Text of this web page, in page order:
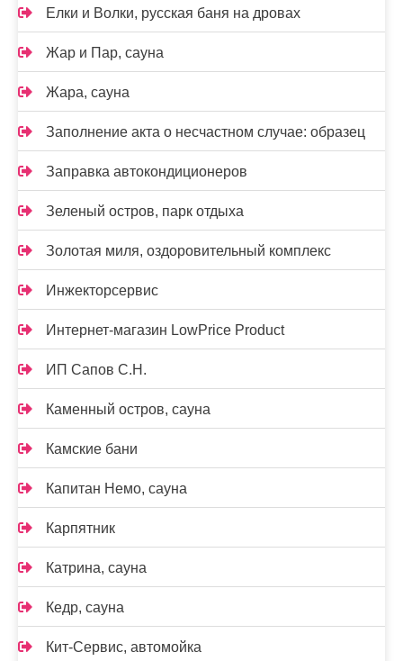
Елки и Волки, русская баня на дровах
Жар и Пар, сауна
Жара, сауна
Заполнение акта о несчастном случае: образец
Заправка автокондиционеров
Зеленый остров, парк отдыха
Золотая миля, оздоровительный комплекс
Инжекторсервис
Интернет-магазин LowPrice Product
ИП Сапов С.Н.
Каменный остров, сауна
Камские бани
Капитан Немо, сауна
Карпятник
Катрина, сауна
Кедр, сауна
Кит-Сервис, автомойка